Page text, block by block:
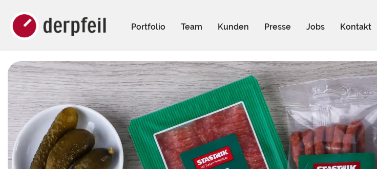
Portfolio Team Kunden Presse Jobs Kontakt